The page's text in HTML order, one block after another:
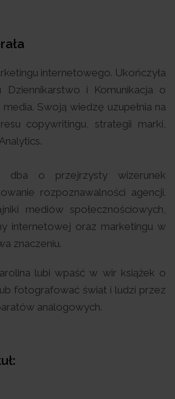
internetowego. Ukończyła
Dziennikarstwo i Komunikacja o
Swoją wiedzę uzupełnia na
copywritingu, strategii marki,
o przejrzysty wizerunek
rozpoznawalności agencji.
mediów społecznościowych,
internetowej oraz marketingu w
znaczeniu.
lubi wpaść w wir książek o
fotografować świat i ludzi przez
analogowych.